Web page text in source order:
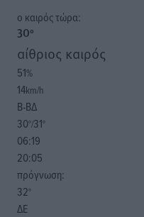
o καιρός τώρα:
30°
αίθριος καιρός
51%
14km/h
Β-ΒΔ
30°/31°
06:19
20:05
πρόγνωση:
32°
ΔΕ